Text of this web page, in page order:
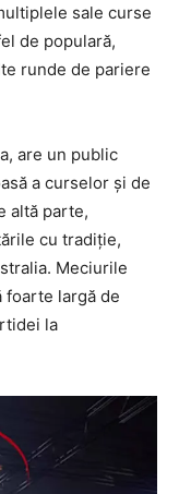
sale curse
de populară,
runde de pariere
are un public
a curselor și de
altă parte,
cu tradiție,
Meciurile
foarte largă de
la